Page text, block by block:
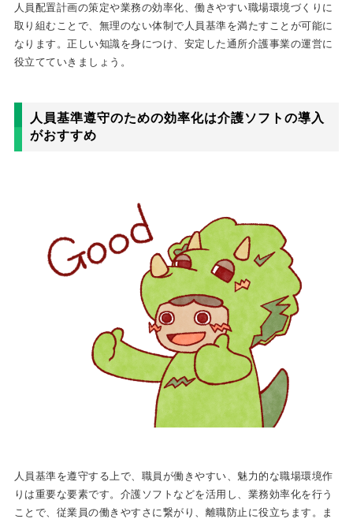
人員配置計画の策定や業務の効率化、働きやすい職場環境づくりに
取り組むことで、無理のない体制で人員基準を満たすことが可能に
なります。正しい知識を身につけ、安定した通所介護事業の運営に
役立てていきましょう。
人員基準遵守のための効率化は介護ソフトの導入
がおすすめ
人員基準を遵守する上で、職員が働きやすい、魅力的な職場環境作
りは重要な要素です。介護ソフトなどを活用し、業務効率化を行う
ことで、従業員の働きやすさに繋がり、離職防止に役立ちます。ま